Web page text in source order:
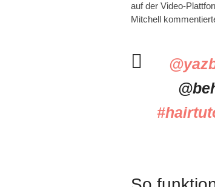
auf der Video-
Mitchell